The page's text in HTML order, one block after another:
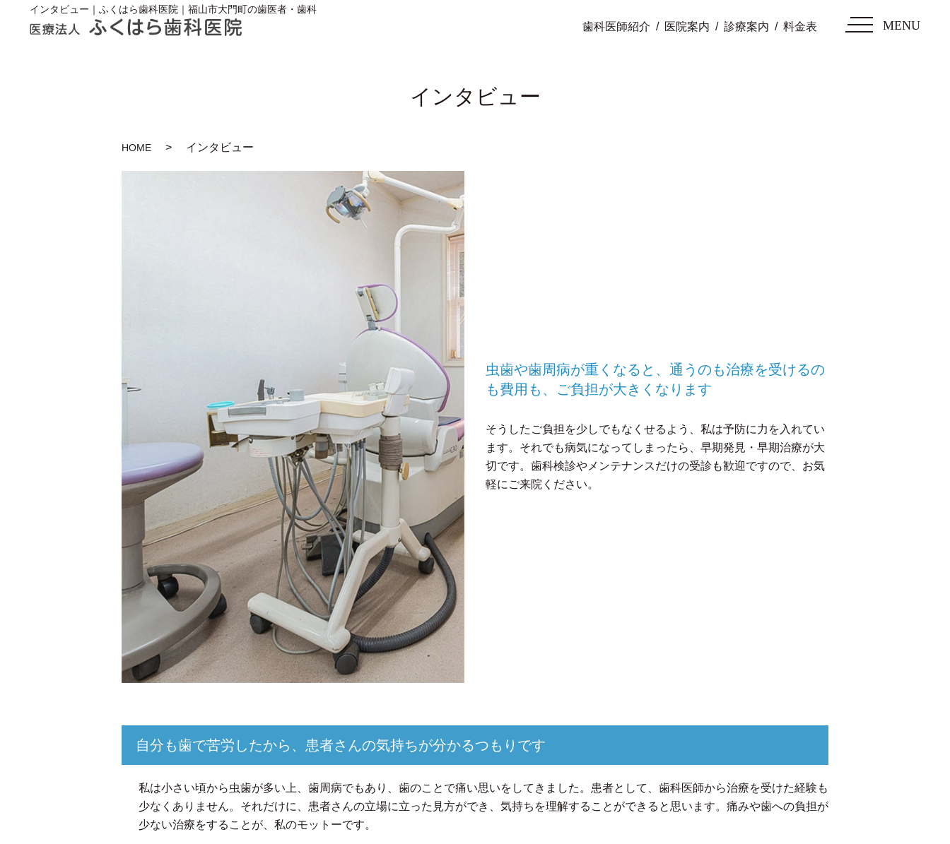
インタビュー｜ふくはら歯科医院｜福山市大門町の歯医者・歯科
歯科医師紹介 医院案内 診療案内 料金表 MENU
インタビュー
HOME インタビュー
虫歯や歯周病が重くなると、通うのも治療を受けるの
も費用も、ご負担が大きくなります
そうしたご負担を少しでもなくせるよう、私は予防に力を入れてい
ます。それでも病気になってしまったら、早期発見・早期治療が大
切です。歯科検診やメンテナンスだけの受診も歓迎ですので、お気
軽にご来院ください。
自分も歯で苦労したから、患者さんの気持ちが分かるつもりです
私は小さい頃から虫歯が多い上、歯周病でもあり、歯のことで痛い思いをしてきました。患者として、歯科医師から治療を受けた経験も
少なくありません。それだけに、患者さんの立場に立った見方ができ、気持ちを理解することができると思います。痛みや歯への負担が
少ない治療をすることが、私のモットーです。